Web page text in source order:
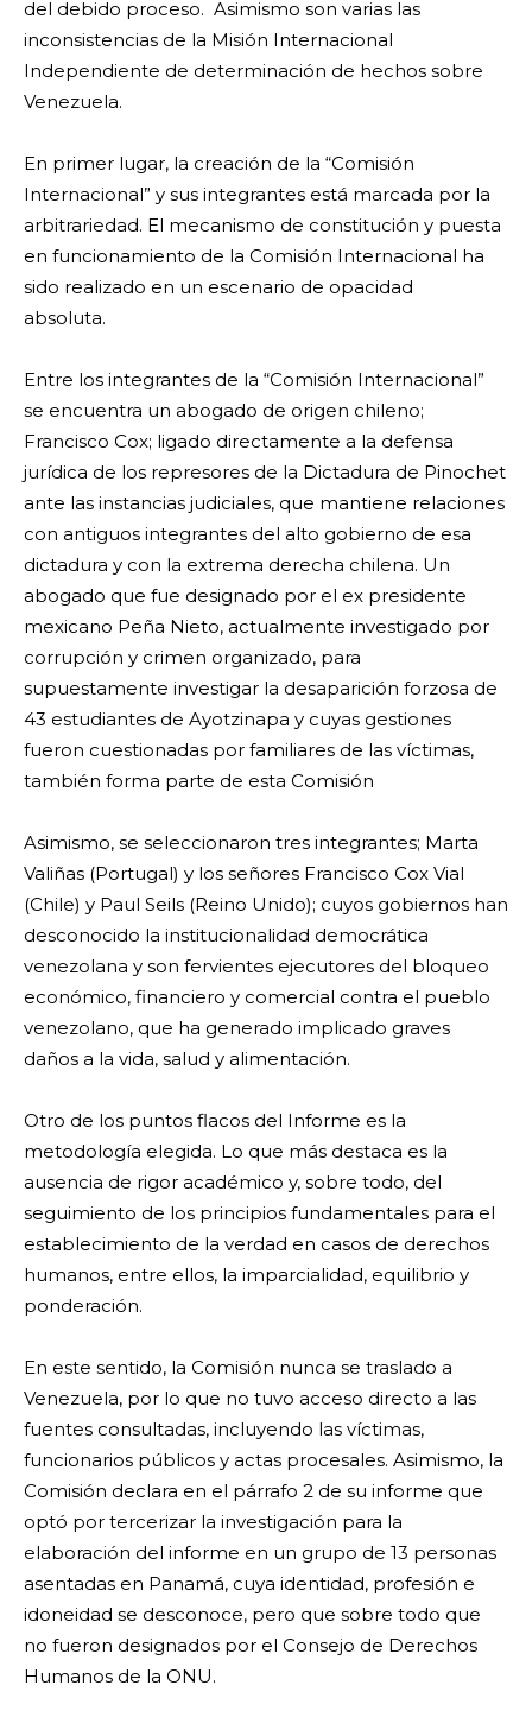
del debido proceso. Asimismo son varias las
inconsistencias de la Misión Internacional
Independiente de determinación de hechos sobre
Venezuela.
En primer lugar, la creación de la “Comisión
Internacional” y sus integrantes está marcada por la
arbitrariedad. El mecanismo de constitución y puesta
en funcionamiento de la Comisión Internacional ha
sido realizado en un escenario de opacidad
absoluta.
Entre los integrantes de la “Comisión Internacional”
se encuentra un abogado de origen chileno;
Francisco Cox; ligado directamente a la defensa
jurídica de los represores de la Dictadura de Pinochet
ante las instancias judiciales, que mantiene relaciones
con antiguos integrantes del alto gobierno de esa
dictadura y con la extrema derecha chilena. Un
abogado que fue designado por el ex presidente
mexicano Peña Nieto, actualmente investigado por
corrupción y crimen organizado, para
supuestamente investigar la desaparición forzosa de
43 estudiantes de Ayotzinapa y cuyas gestiones
fueron cuestionadas por familiares de las víctimas,
también forma parte de esta Comisión
Asimismo, se seleccionaron tres integrantes; Marta
Valiñas (Portugal) y los señores Francisco Cox Vial
(Chile) y Paul Seils (Reino Unido); cuyos gobiernos han
desconocido la institucionalidad democrática
venezolana y son fervientes ejecutores del bloqueo
económico, financiero y comercial contra el pueblo
venezolano, que ha generado implicado graves
daños a la vida, salud y alimentación.
Otro de los puntos flacos del Informe es la
metodología elegida. Lo que más destaca es la
ausencia de rigor académico y, sobre todo, del
seguimiento de los principios fundamentales para el
establecimiento de la verdad en casos de derechos
humanos, entre ellos, la imparcialidad, equilibrio y
ponderación.
En este sentido, la Comisión nunca se traslado a
Venezuela, por lo que no tuvo acceso directo a las
fuentes consultadas, incluyendo las víctimas,
funcionarios públicos y actas procesales. Asimismo, la
Comisión declara en el párrafo 2 de su informe que
optó por tercerizar la investigación para la
elaboración del informe en un grupo de 13 personas
asentadas en Panamá, cuya identidad, profesión e
idoneidad se desconoce, pero que sobre todo que
no fueron designados por el Consejo de Derechos
Humanos de la ONU.